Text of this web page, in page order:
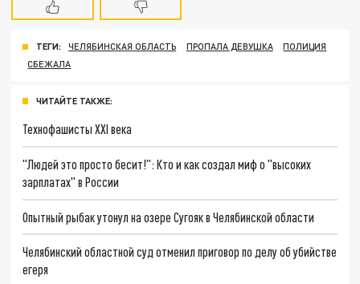
ТЕГИ: ЧЕЛЯБИНСКАЯ ОБЛАСТЬ ПРОПАЛА ДЕВУШКА
ПОЛИЦИЯ
СБЕЖАЛА
ЧИТАЙТЕ ТАКЖЕ:
Технофашисты XXI века
"Людей это просто бесит!": Кто и как создал миф о "высоких
зарплатах" в России
Опытный рыбак утонул на озере Сугояк в Челябинской области
Челябинский областной суд отменил приговор по делу об убийстве
егеря